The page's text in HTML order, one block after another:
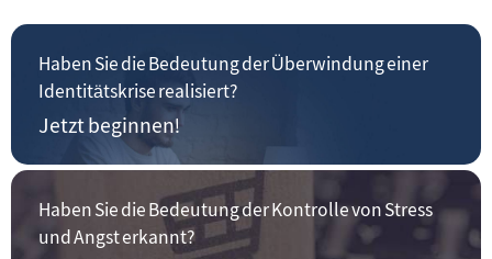
Haben Sie die Bedeutung der Überwindung einer
Identitätskrise realisiert?
Jetzt beginnen!
Haben Sie die Bedeutung der Kontrolle von Stress
und Angst erkannt?